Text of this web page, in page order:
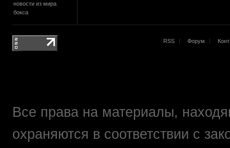
новости из мира
бокса
RSS Форум
Все права на материалы,
охраняются в соответствии с